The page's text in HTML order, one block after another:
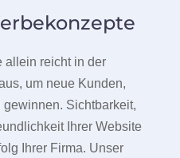
allein reicht in der
um neue Kunden,
gewinnen. Sichtbarkeit,
Ihrer Website
Ihrer Firma. Unser